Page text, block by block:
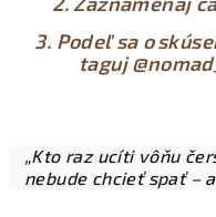
3. Podeľ sa o
taguj
„Kto raz ucíti vôňu
nebude chcieť spať –